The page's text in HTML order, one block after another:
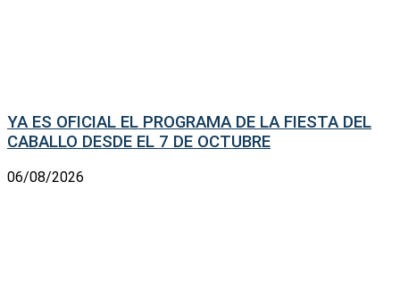
YA ES OFICIAL EL PROGRAMA DE LA FIESTA DEL
CABALLO DESDE EL 7 DE OCTUBRE
06/08/2026